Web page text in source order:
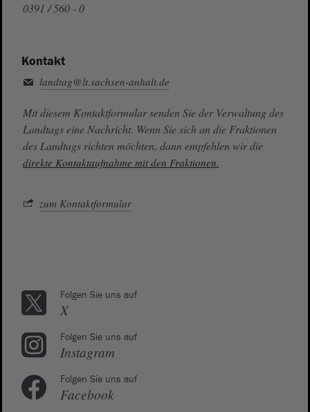
0391 / 560 - 0
Kontakt
landtag@lt.sachsen-anhalt.de
Mit diesem Kontaktformular senden Sie der Verwaltung des
Landtags eine Nachricht. Wenn Sie sich an die Fraktionen
des Landtags richten möchten, dann empfehlen wir die
direkte Kontaktaufnahme mit den Fraktionen.
zum Kontaktformular
Folgen Sie uns auf
X
Folgen Sie uns auf
Instagram
Folgen Sie uns auf
Facebook